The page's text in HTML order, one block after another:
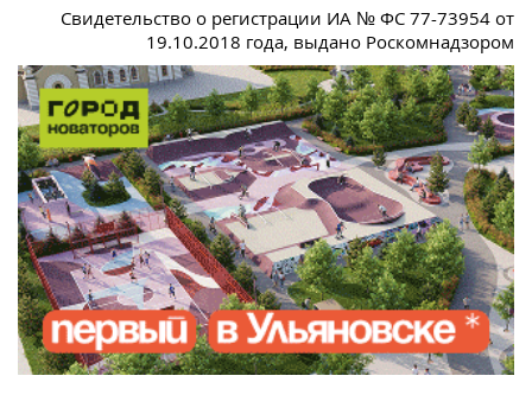
Свидетельство о регистрации ИА № ФС 77-73954 от
19.10.2018 года, выдано Роскомнадзором